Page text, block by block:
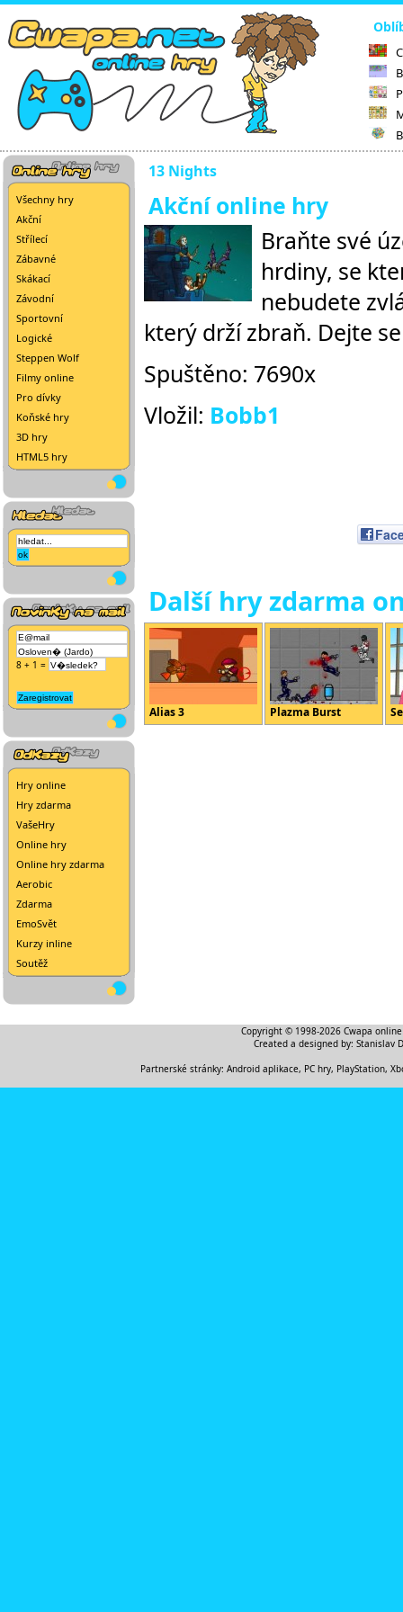
Všechny hry
Akční
Střílecí
Zábavné
Skákací
Závodní
Sportovní
Logické
Steppen Wolf
Filmy online
Pro dívky
Koňské hry
3D hry
HTML5 hry
8 + 1 =
Hry online
Hry zdarma
VašeHry
Online hry
Online hry zdarma
Aerobic
Zdarma
EmoSvět
Kurzy inline
Soutěž
13 Nights
Akční online hry
Braňte své
hrdiny, se
nebudete
který drží zbraň. Dejte
Spuštěno: 7690x
Vložil: Bobb1
Další hry zdarma
Alias 3 Plazma Burst
Copyright © 1998-2026 Cwapa
Created a designed by: Stanislav
Partnerské stránky: Android aplikace, PC hry, PlayStation,